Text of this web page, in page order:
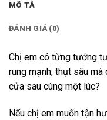
MÔ TẢ
ĐÁNH GIÁ (0)
Chị em có từng tưởng
rung mạnh, thụt sâu mà
cửa sau cùng một lúc?
Nếu chị em muốn tận